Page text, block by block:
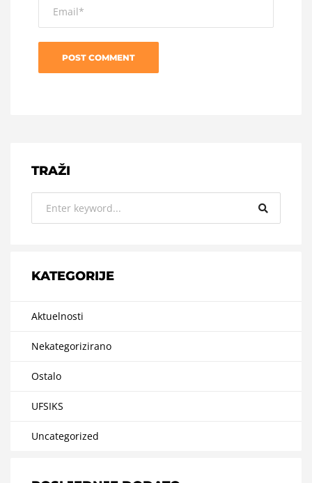
TRAŽI
KATEGORIJE
Aktuelnosti
Nekategorizirano
Ostalo
UFSIKS
Uncategorized